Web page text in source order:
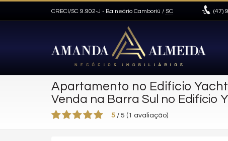
CRECI/SC 9.902-J - Balneário Camboriú / SC (47)
Apartamento no Edifício
Venda na Barra Sul no Edifício
5 / 5 ( 1 avaliação)